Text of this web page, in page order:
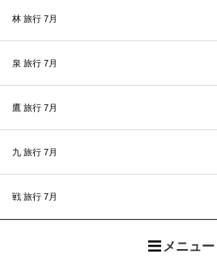
林 旅行 7月
泉 旅行 7月
鷹 旅行 7月
九 旅行 7月
戦 旅行 7月
メニュー